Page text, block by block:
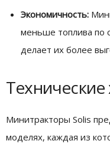
Экономичность:
меньше топлива по
делает их более
Технические
Минитракторы Solis
моделях, каждая из